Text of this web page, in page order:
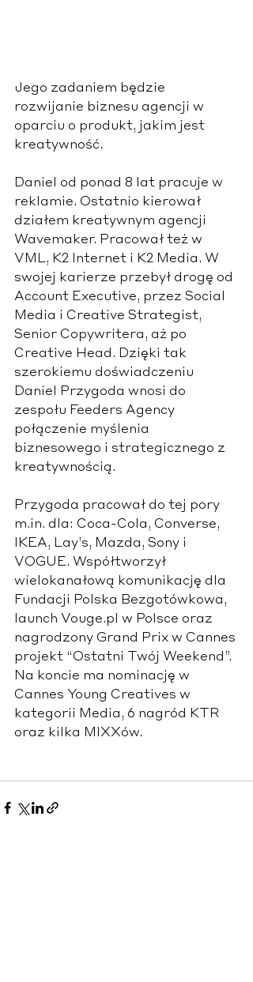
Jego zadaniem będzie
rozwijanie biznesu agencji w
oparciu o produkt, jakim jest
kreatywność.
Daniel od ponad 8 lat pracuje w
reklamie. Ostatnio kierował
działem kreatywnym agencji
Wavemaker. Pracował też w
VML, K2 Internet i K2 Media. W
swojej karierze przebył drogę od
Account Executive, przez Social
Media i Creative Strategist,
Senior Copywritera, aż po
Creative Head. Dzięki tak
szerokiemu doświadczeniu
Daniel Przygoda wnosi do
zespołu Feeders Agency
połączenie myślenia
biznesowego i strategicznego z
kreatywnością.
Przygoda pracował do tej pory
m.in. dla: Coca-Cola, Converse,
IKEA, Lay’s, Mazda, Sony i
VOGUE. Współtworzył
wielokanałową komunikację dla
Fundacji Polska Bezgotówkowa,
launch Vouge.pl w Polsce oraz
nagrodzony Grand Prix w Cannes
projekt “Ostatni Twój Weekend”.
Na koncie ma nominację w
Cannes Young Creatives w
kategorii Media, 6 nagród KTR
oraz kilka MIXXów.